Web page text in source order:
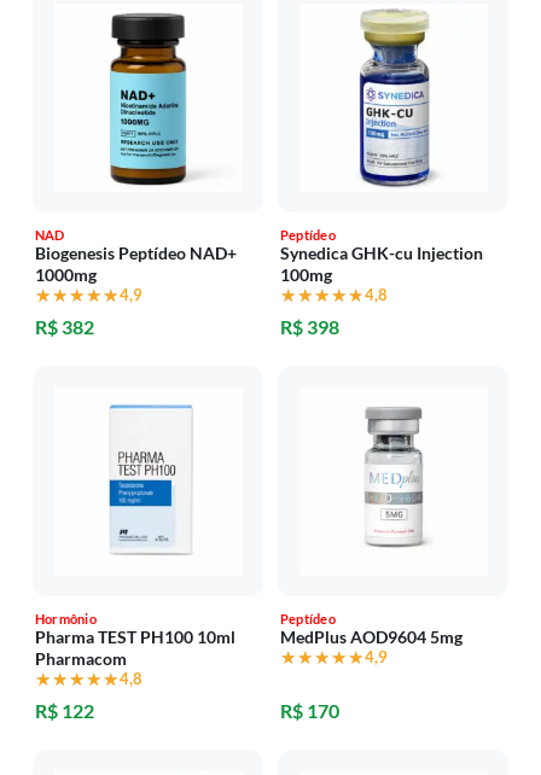
NAD
Biogenesis Peptídeo NAD+
1000mg
★★★★★
★★★★★4,9
R$ 382
Peptídeo
Synedica GHK-cu Injection
100mg
★★★★★
★★★★★4,8
R$ 398
Hormônio
Pharma TEST PH100 10ml
Pharmacom
★★★★★
★★★★★4,8
R$ 122
Peptídeo
MedPlus AOD9604 5mg
★★★★★
★★★★★4,9
R$ 170